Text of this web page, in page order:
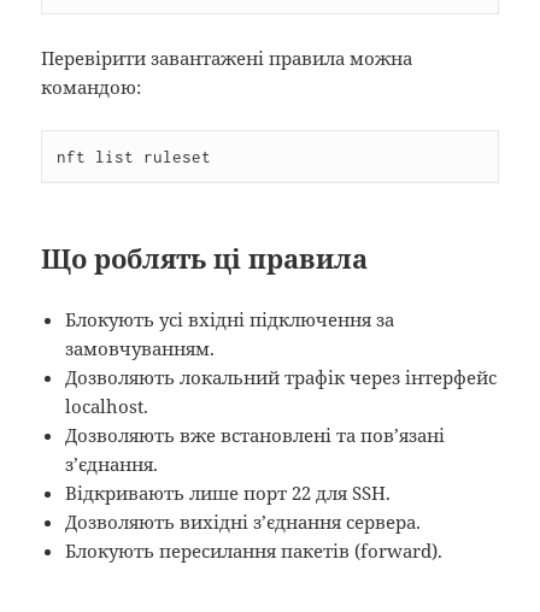
Перевірити завантажені правила можна
командою:
nft list ruleset
Що роблять ці правила
Блокують усі вхідні підключення за
замовчуванням.
Дозволяють локальний трафік через інтерфейс
localhost.
Дозволяють вже встановлені та пов’язані
з’єднання.
Відкривають лише порт 22 для SSH.
Дозволяють вихідні з’єднання сервера.
Блокують пересилання пакетів (forward).